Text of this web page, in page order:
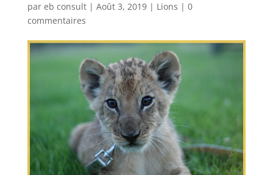
par eb consult| Août 3, 2019| Lions | 0
commentaires